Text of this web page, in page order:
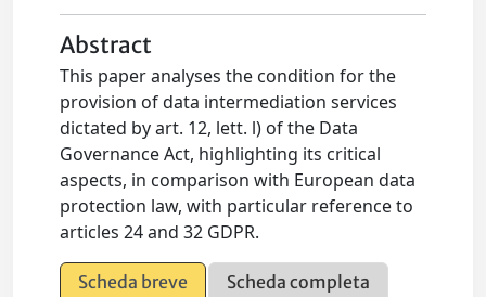
Abstract
This paper analyses the condition for the
provision of data intermediation services
dictated by art. 12, lett. l) of the Data
Governance Act, highlighting its critical
aspects, in comparison with European data
protection law, with particular reference to
articles 24 and 32 GDPR.
Scheda breve
Scheda completa